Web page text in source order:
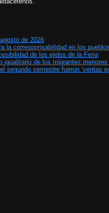
de 2026
la corresponsabilidad en los pueblos
de los ejidos de la Feria
igualitario de los migrantes
segundo semestre fueron ‘ventas